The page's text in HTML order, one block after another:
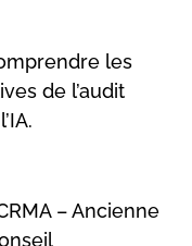
les
de l’audit
– Ancienne